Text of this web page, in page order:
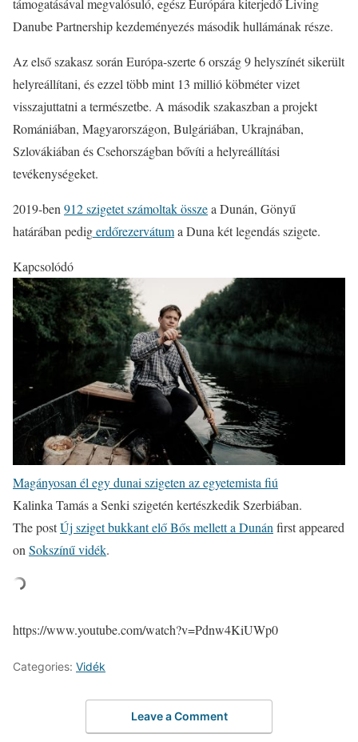
Danube Partnership kezdeményezés második hullámának része.
Az első szakasz során Európa-szerte 6 ország 9 helyszínét sikerült
helyreállítani, és ezzel több mint 13 millió köbméter vizet
visszajuttatni a természetbe. A második szakaszban a projekt
Romániában, Magyarországon, Bulgáriában, Ukrajnában,
Szlovákiában és Csehországban bővíti a helyreállítási
tevékenységeket.
2019-ben 912 szigetet számoltak összea Dunán, Gönyű
határában pedigerdőrezervátuma Duna két legendás szigete.
Kapcsolódó
Magányosan él egy dunai szigeten az egyetemista fiú
Kalinka Tamás a Senki szigetén kertészkedik Szerbiában.
The postÚj sziget bukkant elő Bős mellett a Dunán first appeared
on Sokszínű vidék.
https://www.youtube.com/watch?v=Pdnw4KiUWp0
Categories: Vidék
Leave a Comment